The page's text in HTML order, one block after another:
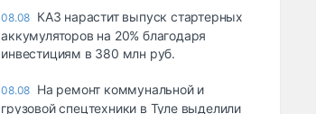
08.08 КАЗ нарастит выпуск стартерных
аккумуляторов на 20% благодаря
инвестициям в 380 млн руб.
08.08 На ремонт коммунальной и
грузовой спецтехники в Туле выделили